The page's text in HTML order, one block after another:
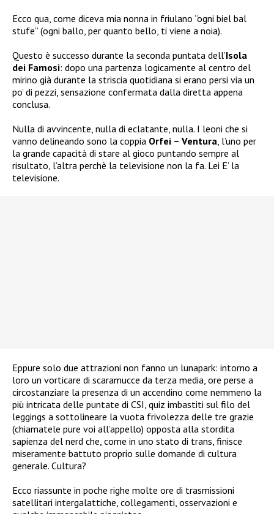
Ecco qua, come diceva mia nonna in friulano “ogni biel bal
stufe” (ogni ballo, per quanto bello, ti viene a noia).
Questo è successo durante la seconda puntata dell’Isola
dei Famosi: dopo una partenza logicamente al centro del
mirino già durante la striscia quotidiana si erano persi via un
po’ di pezzi, sensazione confermata dalla diretta appena
conclusa.
Nulla di avvincente, nulla di eclatante, nulla. I leoni che si
vanno delineando sono la coppia Orfei – Ventura , l’uno per
la grande capacità di stare al gioco puntando sempre al
risultato, l’altra perchè la televisione non la fa. Lei E’ la
televisione.
Eppure solo due attrazioni non fanno un lunapark: intorno a
loro un vorticare di scaramucce da terza media, ore perse a
circostanziare la presenza di un accendino come nemmeno la
più intricata delle puntate di CSI, quiz imbastiti sul filo del
leggings a sottolineare la vuota frivolezza delle tre grazie
(chiamatele pure voi all’appello) opposta alla stordita
sapienza del nerd che, come in uno stato di trans, finisce
miseramente battuto proprio sulle domande di cultura
generale. Cultura?
Ecco riassunte in poche righe molte ore di trasmissioni
satellitari intergalattiche, collegamenti, osservazioni e